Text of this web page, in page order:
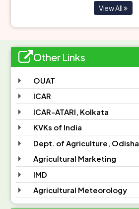
View All
Other Links
OUAT
ICAR
ICAR-ATARI, Kolkata
KVKs of India
Dept. of Agriculture, Odisha
Agricultural Marketing
IMD
Agricultural Meteorology